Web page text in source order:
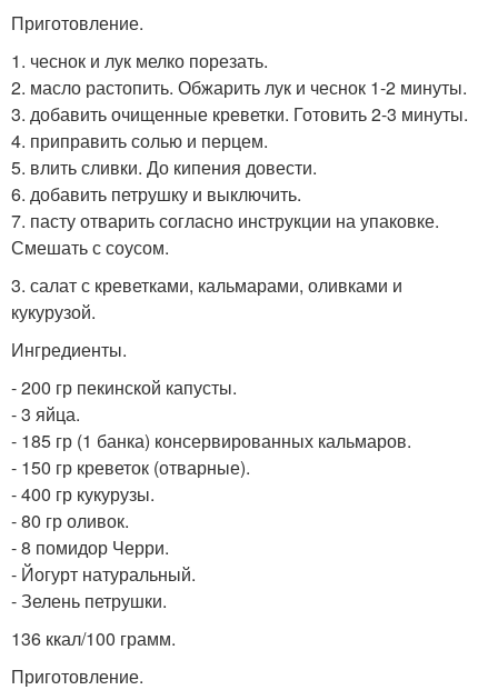
Приготовление.
1. чеснок и лук мелко порезать.
2. масло растопить. Обжарить лук и чеснок 1-2 минуты.
3. добавить очищенные креветки. Готовить 2-3 минуты.
4. приправить солью и перцем.
5. влить сливки. До кипения довести.
6. добавить петрушку и выключить.
7. пасту отварить согласно инструкции на упаковке.
Смешать с соусом.
3. салат с креветками, кальмарами, оливками и
кукурузой.
Ингредиенты.
- 200 гр пекинской капусты.
- 3 яйца.
- 185 гр (1 банка) консервированных кальмаров.
- 150 гр креветок (отварные).
- 400 гр кукурузы.
- 80 гр оливок.
- 8 помидор Черри.
- Йогурт натуральный.
- Зелень петрушки.
136 ккал/100 грамм.
Приготовление.